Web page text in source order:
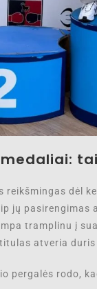
reikšmingas dėl
jų pasirengimas
tramplinu į
atveria
pergalės rodo,